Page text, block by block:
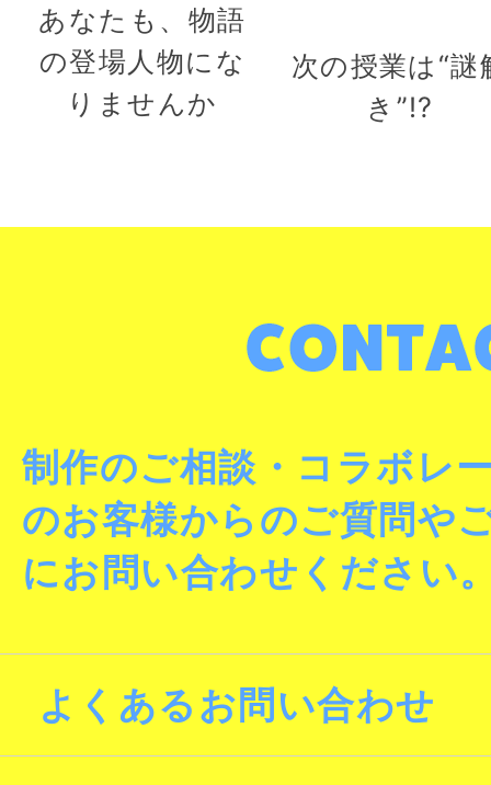
あなたも、物語
の登場人物にな
りませんか
次の授業は“謎
き”!?
制作のご相談・コラボレ
のお客様からのご質問や
にお問い合わせください
よくあるお問い合わせ